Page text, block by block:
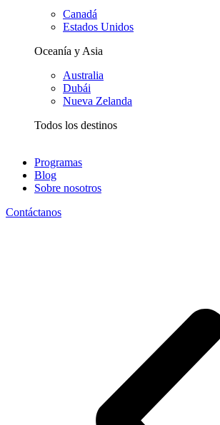
Canadá
Estados Unidos
Oceanía y Asia
Australia
Dubái
Nueva Zelanda
Todos los destinos
Programas
Blog
Sobre nosotros
Contáctanos